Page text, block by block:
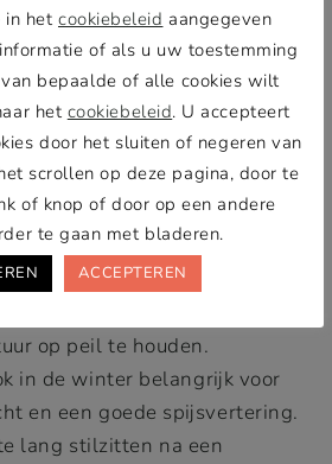
twijfel: zoek een warme plek
dierenarts.
beweging in de
hebben in de winter extra
als ze veel buiten zijn of
voeding zorgt voor
op peil te houden.
in de winter belangrijk voor
en een goede spijsvertering.
lang stilzitten na een
in het cookiebeleid aangegeven
of als u uw toestemming
bepaalde of alle cookies wilt
het cookiebeleid. U accepteert
door het sluiten of negeren van
scrollen op deze pagina, door te
of knop of door op een andere
te gaan met bladeren.
ACCEPTEREN